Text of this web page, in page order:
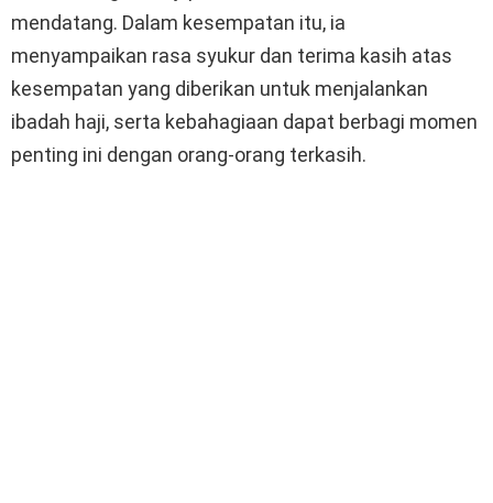
mendatang. Dalam kesempatan itu, ia
menyampaikan rasa syukur dan terima kasih atas
kesempatan yang diberikan untuk menjalankan
ibadah haji, serta kebahagiaan dapat berbagi momen
penting ini dengan orang-orang terkasih.